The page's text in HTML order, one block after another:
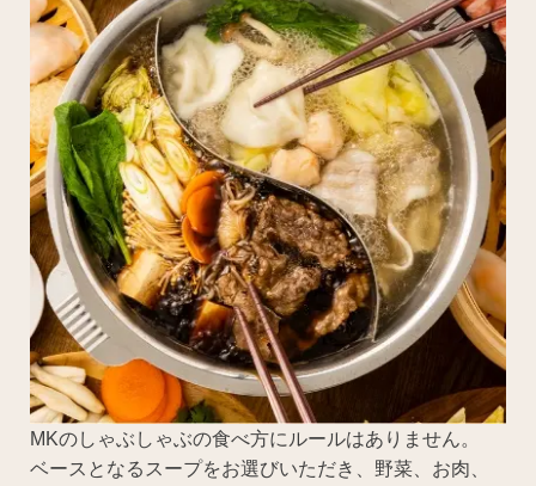
MKのしゃぶしゃぶの食べ方にルールはありません。
ベースとなるスープをお選びいただき、野菜、お肉、